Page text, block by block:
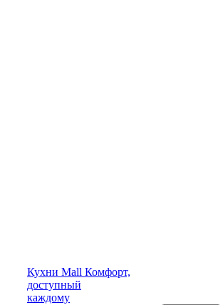
Кухни Mall Комфорт,
доступный
каждому